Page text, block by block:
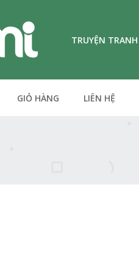
TRUYỆN TRANH
GIỎ HÀNG LIÊN HỆ